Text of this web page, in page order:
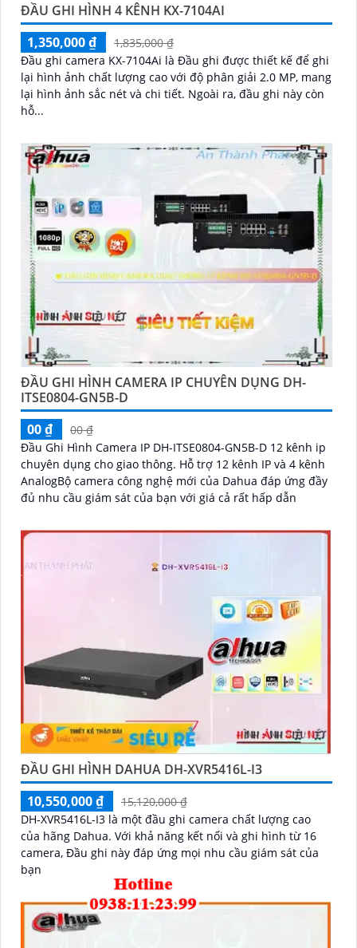
ĐẦU GHI HÌNH 4 KÊNH KX-7104AI
1,350,000 ₫
1,835,000 ₫
Đầu ghi camera KX-7104Ai là Đầu ghi được thiết kế để ghi
lại hình ảnh chất lượng cao với độ phân giải 2.0 MP, mang
lại hình ảnh sắc nét và chi tiết. Ngoài ra, đầu ghi này còn
hỗ...
ĐẦU GHI HÌNH CAMERA IP CHUYÊN DỤNG DH-
ITSE0804-GN5B-D
00 ₫
00 ₫
Đầu Ghi Hình Camera IP DH-ITSE0804-GN5B-D 12 kênh ip
chuyên dụng cho giao thông. Hỗ trợ 12 kênh IP và 4 kênh
AnalogBộ camera công nghệ mới của Dahua đáp ứng đầy
đủ nhu cầu giám sát của bạn với giá cả rất hấp dẫn
ĐẦU GHI HÌNH DAHUA DH-XVR5416L-I3
10,550,000 ₫
15,120,000 ₫
DH-XVR5416L-I3 là một đầu ghi camera chất lượng cao
của hãng Dahua. Với khả năng kết nối và ghi hình từ 16
camera, Đầu ghi này đáp ứng mọi nhu cầu giám sát của
bạn